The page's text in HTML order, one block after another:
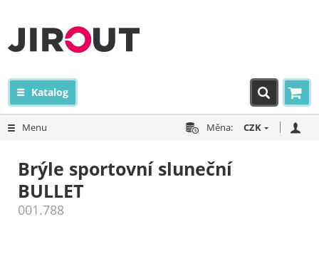
Katalog
Menu Měna: CZK
Brýle sportovní sluneční
BULLET
001.788